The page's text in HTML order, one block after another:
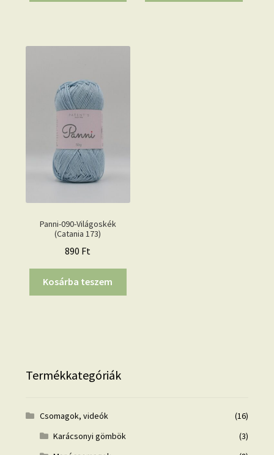
Panni-090-Világoskék
(Catania 173)
890 Ft
Kosárba teszem
Termékkategóriák
Csomagok, videók
(16)
Karácsonyi gömbök
(3)